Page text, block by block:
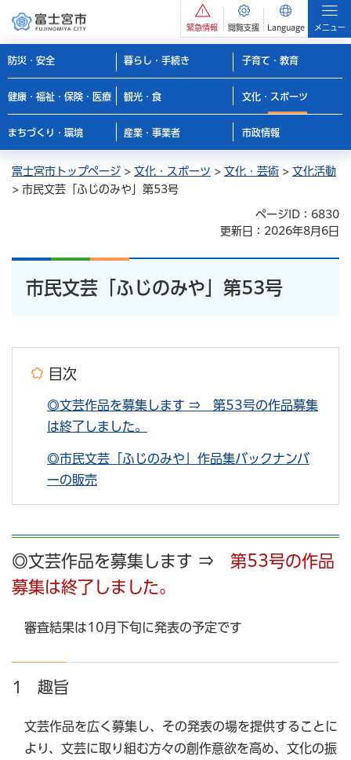
緊急情報 閲覧支援 Language メニュー
防災・安全 暮らし・手続き 子育て・教育
健康・福祉・保険・医療 観光・食 文化・スポーツ
まちづくり・環境 産業・事業者 市政情報
富士宮市トップページ > 文化・スポーツ > 文化・芸術 > 文化活動
> 市民文芸「ふじのみや」第53号
ページID：6830
更新日：2026年8月6日
市民文芸「ふじのみや」第53号
目次
◎文芸作品を募集します ⇒ 第53号の作品募集
は終了しました。
◎市民文芸「ふじのみや」作品集バックナンバ
ーの販売
◎文芸作品を募集します ⇒ 第53号の作品
募集は終了しました。
審査結果は10月下旬に発表の予定です
1 趣旨
文芸作品を広く募集し、その発表の場を提供することに
より、文芸に取り組む方々の創作意欲を高め、文化の振